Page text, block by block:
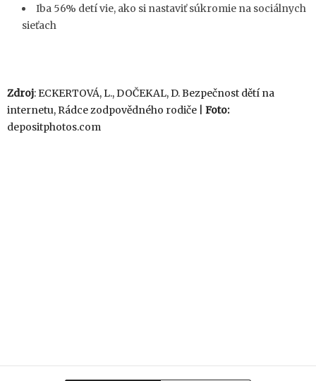
Iba 56% detí vie, ako si nastaviť súkromie na sociálnych
sieťach
Zdroj: ECKERTOVÁ, L., DOČEKAL, D. Bezpečnost dětí na
internetu, Rádce zodpovědného rodiče | Foto:
depositphotos.com